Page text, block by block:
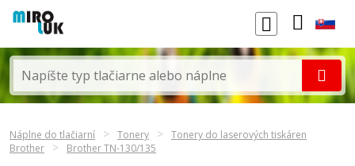
Náplne do tlačiarní Tonery
Tonery do laserových tiskáren
Brother
Brother TN-130/135